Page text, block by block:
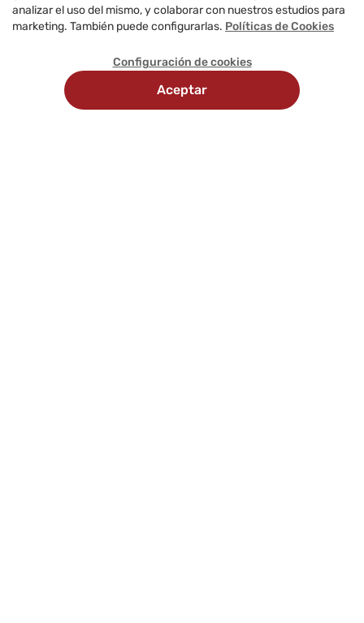
analizar el uso del mismo, y colaborar con nuestros estudios para
marketing. También puede configurarlas. Políticas de Cookies
Configuración de cookies
Aceptar